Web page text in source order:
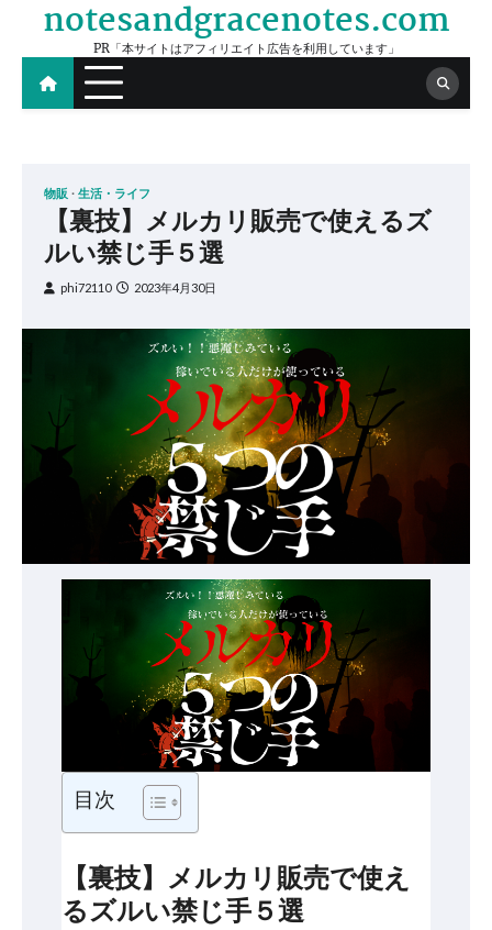
notesandgracenotes.com
PR「本サイトはアフィリエイト広告を利用しています」
物販 生活・ライフ
【裏技】メルカリ販売で使えるズ
ルい禁じ手５選
phi72110 2023年4月30日
目次
【裏技】メルカリ販売で使え
るズルい禁じ手５選